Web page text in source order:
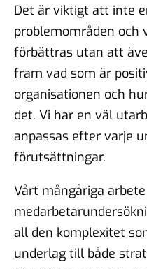
Det är viktigt att inte
problemområden och
förbättras utan att
fram vad som är
organisationen och
det. Vi har en väl
anpassas efter varje
förutsättningar.
Vårt mångåriga
all den komplexitet
underlag till både